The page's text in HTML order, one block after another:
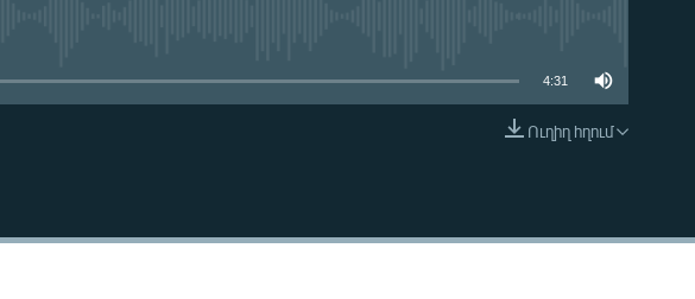
EMBED
4:31
Ուղիղ հղում